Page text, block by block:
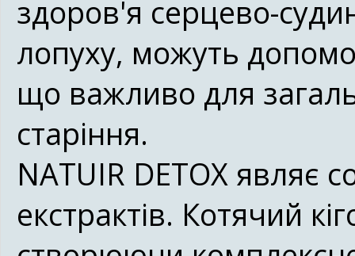
здоров'я серцево-
лопуху, можуть
що важливо для
старіння.
NATUIR DETOX являє
екстрактів. Котячий